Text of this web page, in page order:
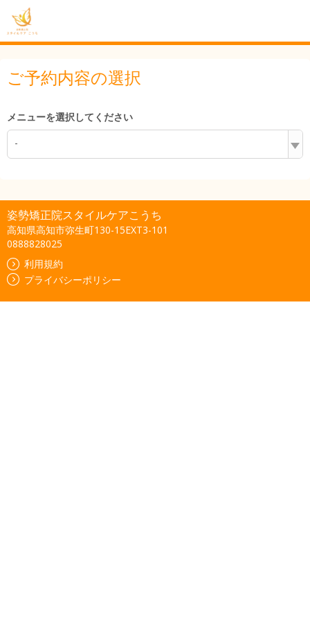
ご予約内容の選択
メニューを選択してください
-
姿勢矯正院スタイルケアこうち
高知県高知市弥生町130-15EXT3-101
0888828025
利用規約
プライバシーポリシー